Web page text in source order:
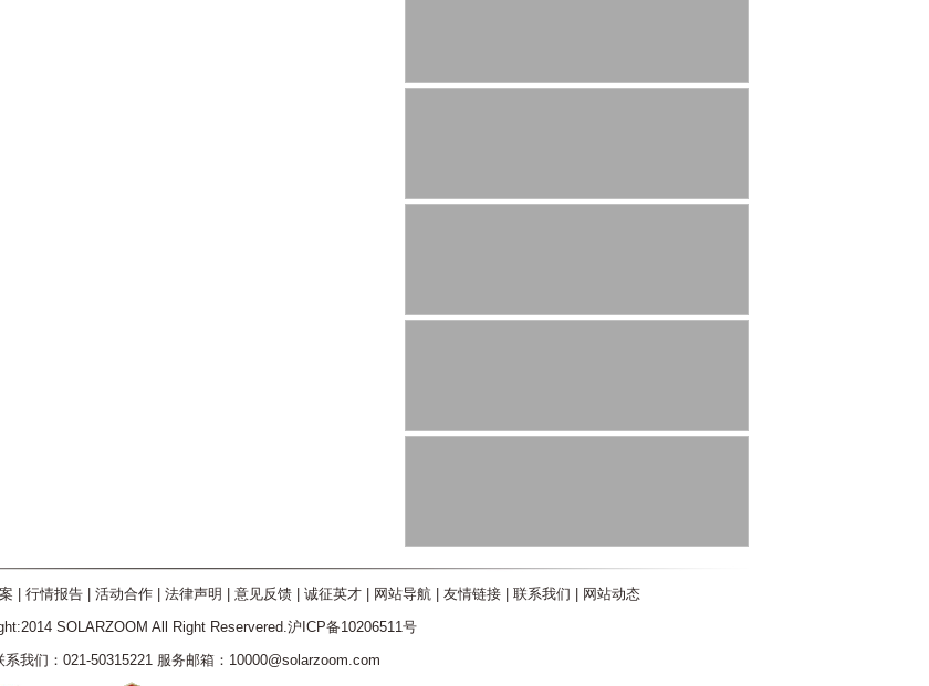
行情报告| 活动合作| 法律声明 意见反馈| 诚征英才| 网站导航| 友情链接| 联系我们
网站动态
SOLARZOOM All Right Reservered.沪ICP备10206511号
系我们：021-50315221 服务邮箱：10000@solarzoom.com